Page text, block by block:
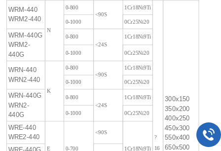
WRM-440
WRM2-440
N
0-800
<90S
1Cr18Ni9Ti
?
16
300x150
350x200
400x250
450x300
550x400
650x500
0-1000 0Cr25Ni20
WRM-440G
WRM2-
440G
0-800
<24S
1Cr18Ni9Ti
0-1000 0Cr25Ni20
WRN-440
WRN2-440
K
0-800
<90S
1Cr18Ni9Ti
0-1000 0Cr25Ni20
WRN-440G
WRN2-
440G
0-800
<24S
1Cr18Ni9Ti
0-1000 0Cr25Ni20
WRE-440
WRE2-440
E 0-700
<90S
1Cr18Ni9Ti